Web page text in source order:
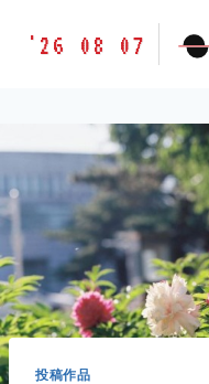
胶
道
LETSFILM
'26 08 07
投稿作品